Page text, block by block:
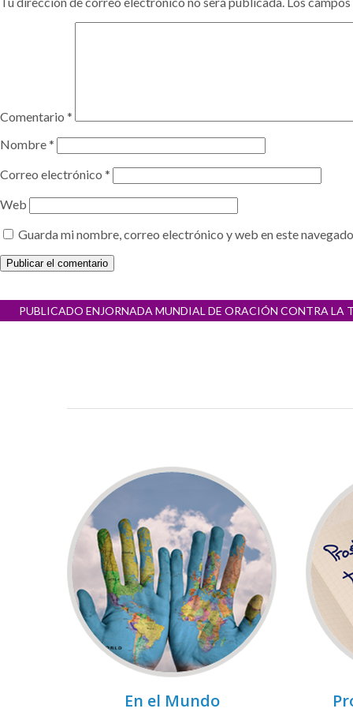
Comentario *
Nombre*
Correo electrónico *
Web
Guarda mi nombre, correo electrónico y web en este
Navegación
de
PUBLICADO ENJORNADA MUNDIAL DE ORACIÓN CONTRA LA
En el Mundo